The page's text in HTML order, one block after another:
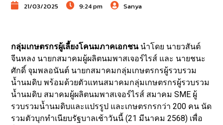
21/03/2025 9:24 pm Sanya
กลุ่มเกษตรกรผู้เลี้ยงโคนมภาคเอกชนนำโดย นายวสันต์
จีนหลง นายกสมาคมผู้ผลิตนมพาสเจอร์ไรส์ และ นายชนะ
ศักดิ์ จุมพลอนันต์ นายกสมาคมกลุ่มเกษตรกรผู้รวบรวม
น้ำนมดิบ พร้อมด้วยตัวแทนสมาคมกลุ่มเกษตรกรผู้รวบรวม
น้ำนมดิบ สมาคมผู้ผลิตนมพาสเจอร์ไรส์ สมาคม SME ผู้
รวบรวมน้ำนมดิบและแปรรูป และเกษตรกรกว่า 200 คน นัด
รวมตัวบุกทำเนียบรัฐบาลเช้าวันนี้ (21 มีนาคม 2568) เพื่อ